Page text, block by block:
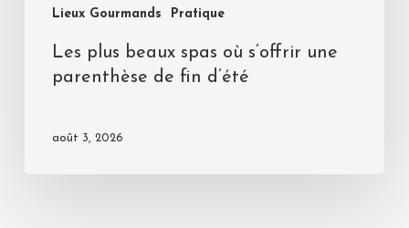
Lieux Gourmands Pratique
Les plus beaux spas où s’offrir une
parenthèse de fin d’été
août 3, 2026